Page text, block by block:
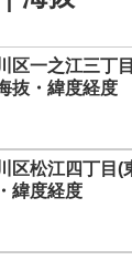
区一之江三丁
抜・緯度経度
区松江四丁目(
緯度経度